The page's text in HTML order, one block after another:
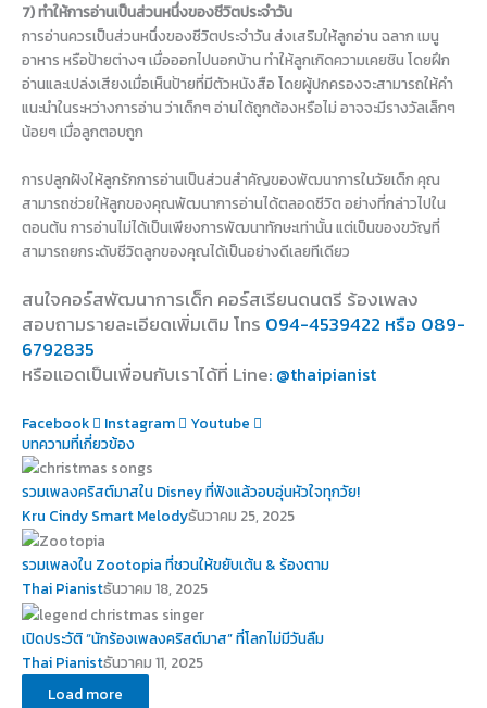
7) ทำให้การอ่านเป็นส่วนหนึ่งของชีวิตประจำวัน
การอ่านควรเป็นส่วนหนึ่งของชีวิตประจำวัน ส่งเสริมให้ลูกอ่าน ฉลาก เมนู
อาหาร หรือป้ายต่างๆ เมื่อออกไปนอกบ้าน ทำให้ลูกเกิดความเคยชิน โดยฝึก
อ่านและเปล่งเสียงเมื่อเห็นป้ายที่มีตัวหนังสือ โดยผู้ปกครองจะสามารถให้คำ
แนะนำในระหว่างการอ่าน ว่าเด็กๆ อ่านได้ถูกต้องหรือไม่ อาจจะมีรางวัลเล็กๆ
น้อยๆ เมื่อลูกตอบถูก
การปลูกฝังให้ลูกรักการอ่านเป็นส่วนสำคัญของพัฒนาการในวัยเด็ก คุณ
สามารถช่วยให้ลูกของคุณพัฒนาการอ่านได้ตลอดชีวิต อย่างที่กล่าวไปใน
ตอนต้น การอ่านไม่ได้เป็นเพียงการพัฒนาทักษะเท่านั้น แต่เป็นของขวัญที่
สามารถยกระดับชีวิตลูกของคุณได้เป็นอย่างดีเลยทีเดียว
สนใจคอร์สพัฒนาการเด็ก คอร์สเรียนดนตรี ร้องเพลง
สอบถามรายละเอียดเพิ่มเติม โทร 094-4539422 หรือ 089-
6792835
หรือแอดเป็นเพื่อนกับเราได้ที่ Line: @thaipianist
Facebook Instagram
Youtube
บทความที่เกี่ยวข้อง
รวมเพลงคริสต์มาสใน Disney ที่ฟังแล้วอบอุ่นหัวใจทุกวัย!
Kru Cindy Smart Melodyธันวาคม 25, 2025
รวมเพลงใน Zootopia ที่ชวนให้ขยับเต้น & ร้องตาม
Thai Pianistธันวาคม 18, 2025
เปิดประวัติ “นักร้องเพลงคริสต์มาส” ที่โลกไม่มีวันลืม
Thai Pianistธันวาคม 11, 2025
Load more